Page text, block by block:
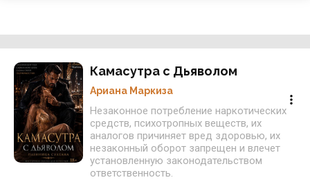
Камасутра с Дьяволом
Ариана Маркиза
Незаконное потребление наркотических
средств, психотропных веществ, их
аналогов причиняет вред здоровью, их
незаконный оборот запрещен и влечет
установленную законодательством
ответственность.